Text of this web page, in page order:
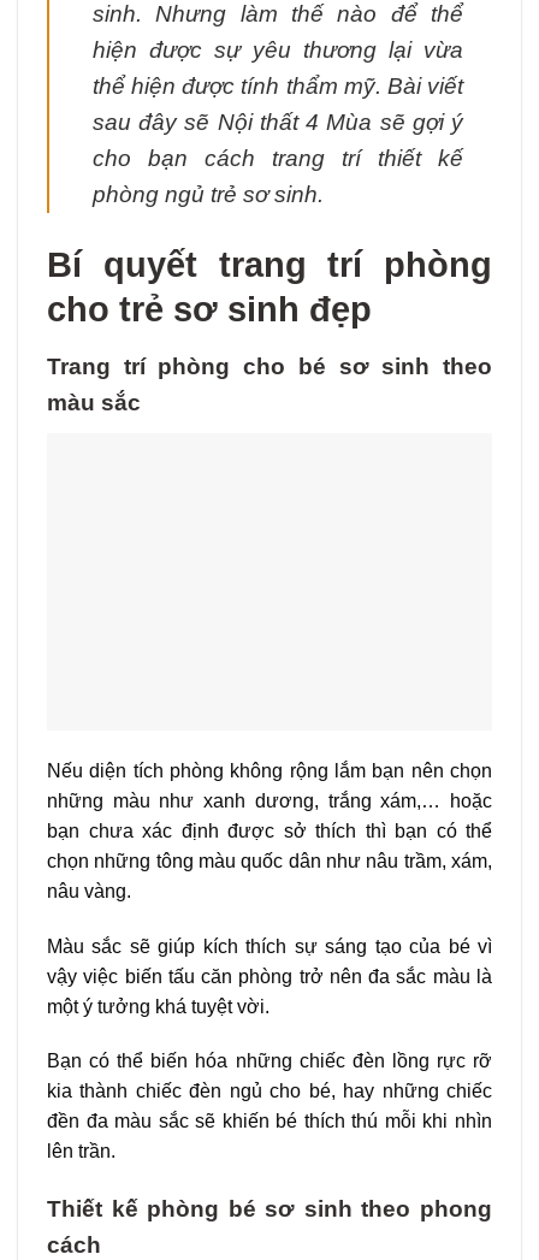
sinh. Nhưng làm thế nào để thể
hiện được sự yêu thương lại vừa
thể hiện được tính thẩm mỹ. Bài viết
sau đây sẽ Nội thất 4 Mùa sẽ gợi ý
cho bạn cách trang trí thiết kế
phòng ngủ trẻ sơ sinh.
Bí quyết trang trí phòng
cho trẻ sơ sinh đẹp
Trang trí phòng cho bé sơ sinh theo
màu sắc
Nếu diện tích phòng không rộng lắm bạn nên chọn
những màu như xanh dương, trắng xám,… hoặc
bạn chưa xác định được sở thích thì bạn có thể
chọn những tông màu quốc dân như nâu trầm, xám,
nâu vàng.
Màu sắc sẽ giúp kích thích sự sáng tạo của bé vì
vậy việc biến tấu căn phòng trở nên đa sắc màu là
một ý tưởng khá tuyệt vời.
Bạn có thể biến hóa những chiếc đèn lồng rực rỡ
kia thành chiếc đèn ngủ cho bé, hay những chiếc
đền đa màu sắc sẽ khiến bé thích thú mỗi khi nhìn
lên trần.
Thiết kế phòng bé sơ sinh theo phong
cách